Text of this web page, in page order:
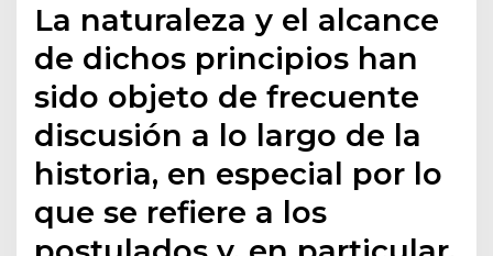
La naturaleza y el alcance
de dichos principios han
sido objeto de frecuente
discusión a lo largo de la
historia, en especial por lo
que se refiere a los